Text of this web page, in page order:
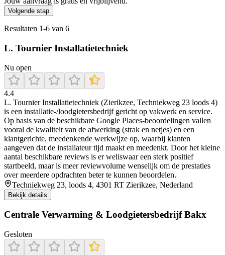
Volgende stap
Resultaten 1-6 van 6
L. Tournier Installatietechniek
Nu open
4.4
L. Tournier Installatietechniek (Zierikzee, Techniekweg 23 loods 4)
is een installatie-/loodgietersbedrijf gericht op vakwerk en service.
Op basis van de beschikbare Google Places-beoordelingen vallen
vooral de kwaliteit van de afwerking (strak en netjes) en een
klantgerichte, meedenkende werkwijze op, waarbij klanten
aangeven dat de installateur tijd maakt en meedenkt. Door het kleine
aantal beschikbare reviews is er weliswaar een sterk positief
startbeeld, maar is meer reviewvolume wenselijk om de prestaties
over meerdere opdrachten beter te kunnen beoordelen.
Techniekweg 23, loods 4, 4301 RT Zierikzee, Nederland
Bekijk details
Centrale Verwarming & Loodgietersbedrijf Bakx
Gesloten